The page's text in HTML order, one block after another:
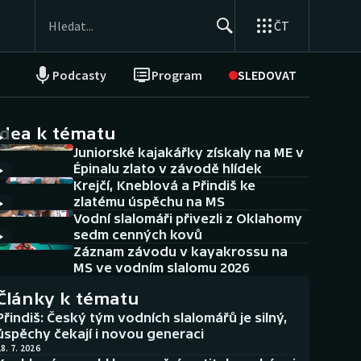
ČT
Podcasty Program SLEDOVAT
NEPŘEHLÉDNĚTE
Historické návraty
Aplikace ČT sport
AZ kvíz
k tématu
Juniorské kajakářky získaly na ME v
Épinalu zlato v závodě hlídek
Krejčí, Kneblová a Přindiš ke
zlatému úspěchu na MS
Vodní slalomáři přivezli z Oklahomy
sedm cenných kovů
Záznam závodu v kayakrossu na
MS ve vodním slalomu 2026
k tématu
Český tým vodních slalomářů je silný,
čekají i novou generaci
7. 2026